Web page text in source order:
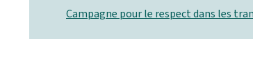
Campagne pour le respect dans les